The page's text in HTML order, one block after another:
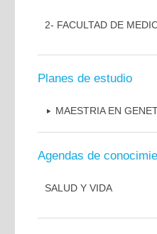
2- FACULTAD DE
Planes de estudio
MAESTRIA EN
Agendas de
SALUD Y VIDA